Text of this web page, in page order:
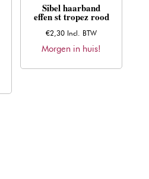
Sibel haarband
effen st tropez rood
€2,30 Incl. BTW
Morgen in huis!